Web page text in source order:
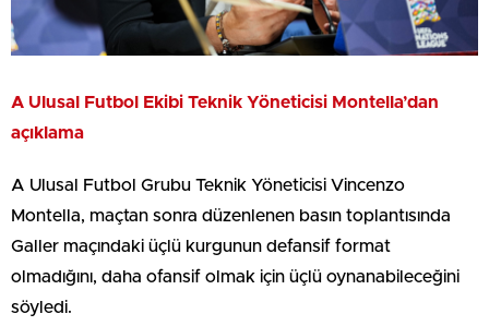
A Ulusal Futbol Ekibi Teknik Yöneticisi Montella’dan
açıklama
A Ulusal Futbol Grubu Teknik Yöneticisi Vincenzo
Montella, maçtan sonra düzenlenen basın toplantısında
Galler maçındaki üçlü kurgunun defansif format
olmadığını, daha ofansif olmak için üçlü oynanabileceğini
söyledi.